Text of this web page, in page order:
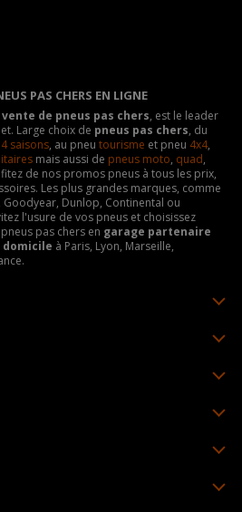
PAS CHERS EN LIGNE
vente de pneus pas chers, est le leader
Large choix de pneus pas chers, du
saisons, au pneu tourisme et pneu 4x4,
mais aussi de pneus moto, quad,
de nos promos pneus à tous les prix,
Les plus grandes marques, comme
Dunlop, Continental ou
l'usure de vos pneus et choisissez
pas chers en garage partenaire
domicile à Paris, Lyon, Marseille,